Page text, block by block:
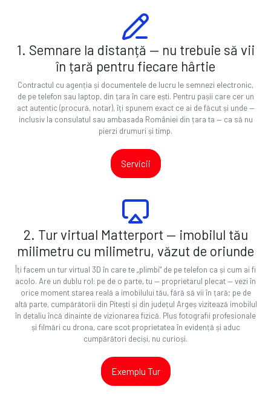
1. Semnare la distanță — nu trebuie să vii
în țară pentru fiecare hârtie
Contractul cu agenția și documentele de lucru le semnezi electronic,
de pe telefon sau laptop, din țara în care ești. Pentru pașii care cer un
act autentic (procură, notar), îți spunem exact ce ai de făcut și unde —
inclusiv la consulatul sau ambasada României din țara ta — ca să nu
pierzi drumuri și timp.
Servicii
2. Tur virtual Matterport — imobilul tău
milimetru cu milimetru, văzut de oriunde
Îți facem un tur virtual 3D în care te „plimbi" de pe telefon ca și cum ai fi
acolo. Are un dublu rol: pe de o parte, tu — proprietarul plecat — vezi în
orice moment starea reală a imobilului tău, fără să vii în țară; pe de
altă parte, cumpărătorii din Pitești și din județul Argeș vizitează imobilul
în detaliu încă dinainte de vizionarea fizică. Plus fotografii profesionale
și filmări cu drona, care scot proprietatea în evidență și aduc
cumpărători deciși, nu curioși.
Exemplu Tur